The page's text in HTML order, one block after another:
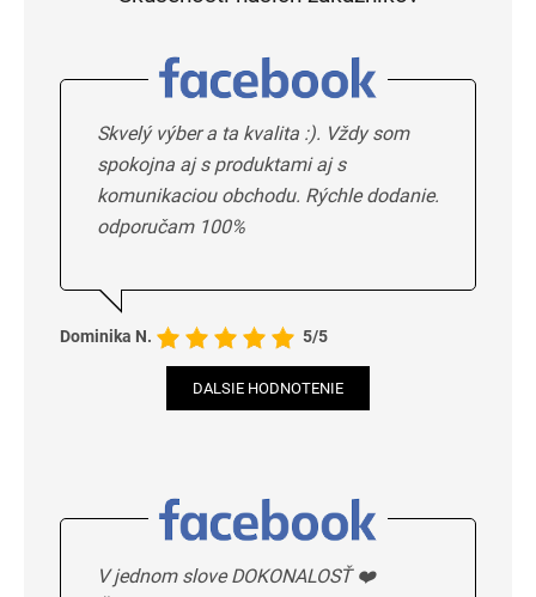
Skvelý výber a ta kvalita :). Vždy som
spokojna aj s produktami aj s
komunikaciou obchodu. Rýchle dodanie.
odporučam 100%
Dominika N. 5/5
DALSIE HODNOTENIE
V jednom slove DOKONALOSŤ ❤️